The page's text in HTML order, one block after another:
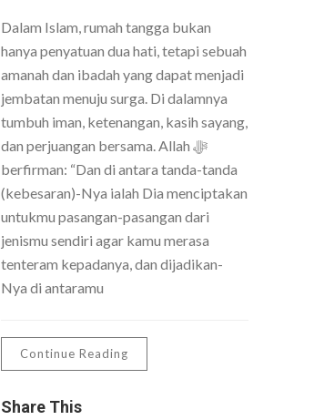
Dalam Islam, rumah tangga bukan
hanya penyatuan dua hati, tetapi sebuah
amanah dan ibadah yang dapat menjadi
jembatan menuju surga. Di dalamnya
tumbuh iman, ketenangan, kasih sayang,
dan perjuangan bersama. Allah ﷻ
berfirman: “Dan di antara tanda-tanda
(kebesaran)-Nya ialah Dia menciptakan
untukmu pasangan-pasangan dari
jenismu sendiri agar kamu merasa
tenteram kepadanya, dan dijadikan-
Nya di antaramu
Continue Reading
Share This